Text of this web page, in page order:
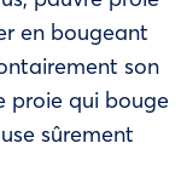
en bougeant
son
proie qui bouge
sûrement